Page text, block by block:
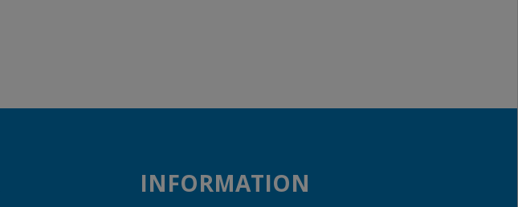
INFORMATION